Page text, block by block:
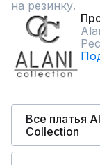
на резинку.
Все платья
Collection